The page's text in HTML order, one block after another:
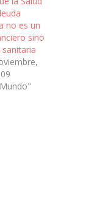
no es un
sino